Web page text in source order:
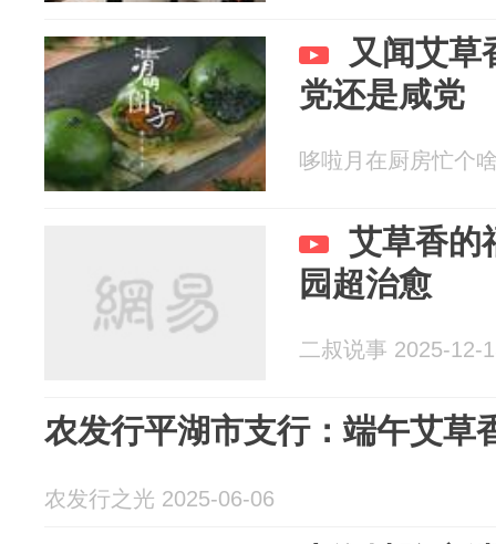
又闻艾草
党还是咸党
哆啦月在厨房忙个
艾草香的
园超治愈
二叔说事 2025-12-
农发行平湖市支行：端午艾草
农发行之光 2025-06-06